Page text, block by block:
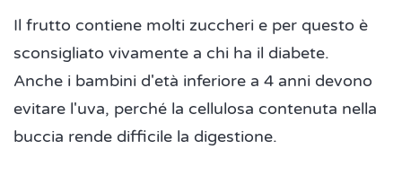
Il frutto contiene molti zuccheri e per questo è
sconsigliato vivamente a chi ha il diabete.
Anche i bambini d'età inferiore a 4 anni devono
evitare l'uva, perché la cellulosa contenuta nella
buccia rende difficile la digestione.